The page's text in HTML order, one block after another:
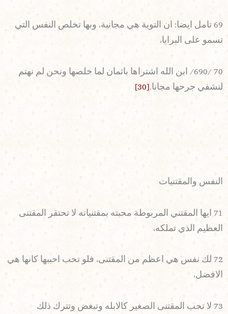
69 تامل ايضا: ان التوبة هي مجانية، وبها تخلص النفس التي
تسمو على البرايا،
70 /690/ ابن الله اشتراها باثمان لما خلصها ونحن لم نهتم
لنشفي جرحها مجانا.[30]
النفس والمقتنيات
71 ايها المقتني المربوطة محبته بمقتنياته لا تحتقر المقتنى
العظيم الذي تملكه،
72 لك نفس هي اعظم من المقتنى، فلو تحب احببها كانها هي
الافضل،
73 لا تحب المقتنى الصغير كالابله وتبغض وتترك ذلك